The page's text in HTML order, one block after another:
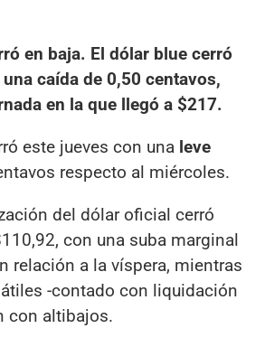
en baja. El dólar blue cerró
caída de 0,50 centavos,
en la que llegó a $217.
este jueves con una leve
respecto al miércoles.
del dólar oficial cerró
con una suba marginal
relación a la víspera, mientras
-contado con liquidación
con altibajos.